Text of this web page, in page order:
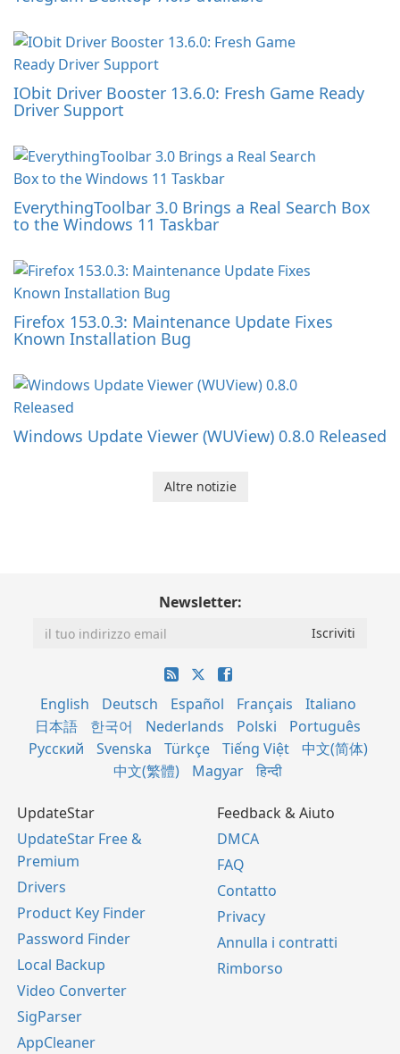
IObit Driver Booster 13.6.0: Fresh Game Ready
Driver Support
EverythingToolbar 3.0 Brings a Real Search Box
to the Windows 11 Taskbar
Firefox 153.0.3: Maintenance Update Fixes
Known Installation Bug
Windows Update Viewer (WUView) 0.8.0 Released
Altre notizie
Newsletter:
English Deutsch Español Français
Italiano
日本語
한국어 Nederlands Polski
Português
Русский
Svenska Türkçe Tiếng Việt
中文(简体)
中文(繁體)
Magyar हिन्दी
UpdateStar
UpdateStar Free &
Premium
Drivers
Product Key Finder
Password Finder
Local Backup
Video Converter
SigParser
AppCleaner
Feedback & Aiuto
DMCA
FAQ
Contatto
Privacy
Annulla i contratti
Rimborso